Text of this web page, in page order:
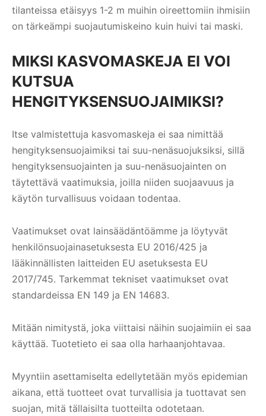
tilanteissa etäisyys 1-2 m muihin oireettomiin ihmisiin
on tärkeämpi suojautumiskeino kuin huivi tai maski.
MIKSI KASVOMASKEJA EI VOI
KUTSUA
HENGITYKSENSUOJAIMIKSI?
Itse valmistettuja kasvomaskeja ei saa nimittää
hengityksensuojaimiksi tai suu-nenäsuojuksiksi, sillä
hengityksensuojainten ja suu-nenäsuojainten on
täytettävä vaatimuksia, joilla niiden suojaavuus ja
käytön turvallisuus voidaan todentaa.
Vaatimukset ovat lainsäädäntöämme ja löytyvät
henkilönsuojainasetuksesta EU 2016/425 ja
lääkinnällisten laitteiden EU asetuksesta EU
2017/745. Tarkemmat tekniset vaatimukset ovat
standardeissa EN 149 ja EN 14683.
Mitään nimitystä, joka viittaisi näihin suojaimiin ei saa
käyttää. Tuotetieto ei saa olla harhaanjohtavaa.
Myyntiin asettamiselta edellytetään myös epidemian
aikana, että tuotteet ovat turvallisia ja tuottavat sen
suojan, mitä tällaisilta tuotteilta odotetaan.